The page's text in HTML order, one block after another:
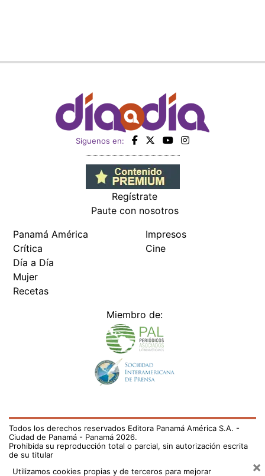
Siguenos en:
Regístrate
Paute con nosotros
Panamá América
Crítica
Día a Día
Mujer
Recetas
Impresos
Cine
Miembro de:
Todos los derechos reservados Editora Panamá América S.A. -
Ciudad de Panamá - Panamá 2026.
Prohibida su reproducción total o parcial, sin autorización escrita
de su titular
Utilizamos cookies propias y de terceros para mejorar
×